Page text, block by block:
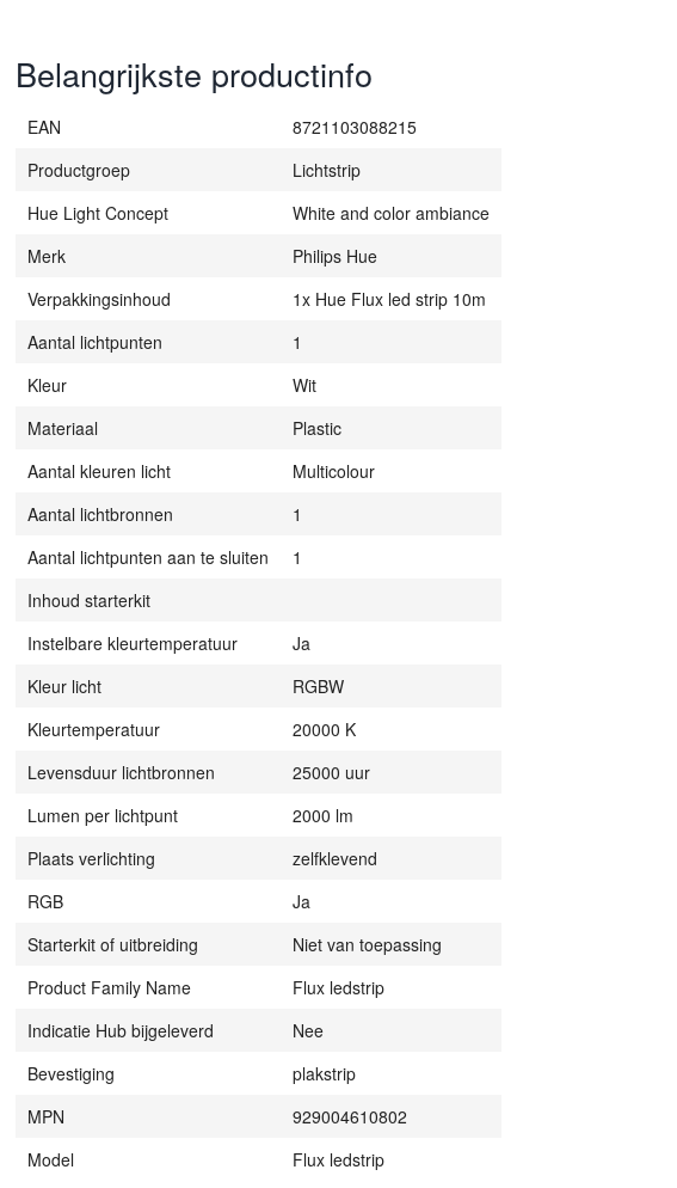
Belangrijkste productinfo
EAN
8721103088215
Productgroep
Lichtstrip
Hue Light Concept
White and color ambiance
Merk
Philips Hue
Verpakkingsinhoud
1x Hue Flux led strip 10m
Aantal lichtpunten
1
Kleur
Wit
Materiaal
Plastic
Aantal kleuren licht
Multicolour
Aantal lichtbronnen
1
Aantal lichtpunten aan te sluiten
1
Inhoud starterkit
Instelbare kleurtemperatuur
Ja
Kleur licht
RGBW
Kleurtemperatuur
20000 K
Levensduur lichtbronnen
25000 uur
Lumen per lichtpunt
2000 lm
Plaats verlichting
zelfklevend
RGB
Ja
Starterkit of uitbreiding
Niet van toepassing
Product Family Name
Flux ledstrip
Indicatie Hub bijgeleverd
Nee
Bevestiging
plakstrip
MPN
929004610802
Model
Flux ledstrip